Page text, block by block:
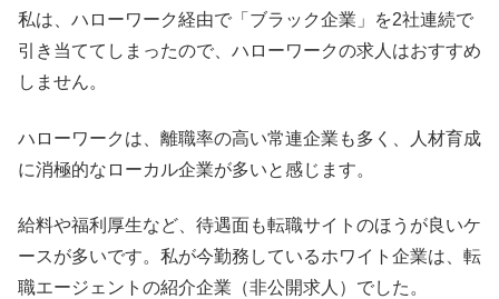
私は、ハローワーク経由で「ブラック企業」を2社連続で
引き当ててしまったので、ハローワークの求人はおすすめ
しません。
ハローワークは、離職率の高い常連企業も多く、人材育成
に消極的なローカル企業が多いと感じます。
給料や福利厚生など、待遇面も転職サイトのほうが良いケ
ースが多いです。私が今勤務しているホワイト企業は、転
職エージェントの紹介企業（非公開求人）でした。